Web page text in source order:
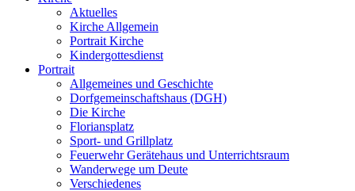
Aktuelles
Kirche Allgemein
Portrait Kirche
Kindergottesdienst
Portrait
Allgemeines und Geschichte
Dorfgemeinschaftshaus (DGH)
Die Kirche
Floriansplatz
Sport- und Grillplatz
Feuerwehr Gerätehaus und Unterrichtsraum
Wanderwege um Deute
Verschiedenes